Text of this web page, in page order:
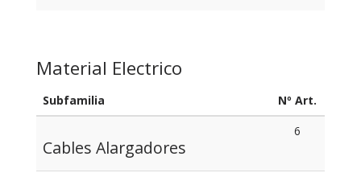
Material Electrico
Subfamilia Nº Art.
Cables Alargadores
6